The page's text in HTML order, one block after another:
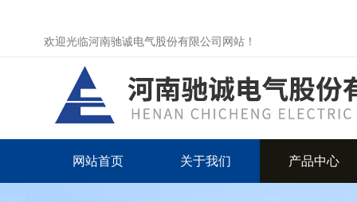
欢迎光临河南驰诚电气股份有限公司网站！
网站首页 关于我们 产品中心